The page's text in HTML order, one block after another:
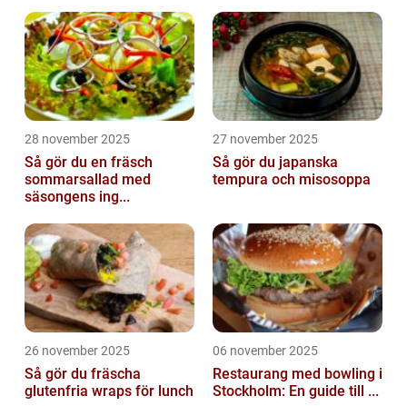
28 november 2025
Så gör du en fräsch
sommarsallad med
säsongens ing...
27 november 2025
Så gör du japanska
tempura och misosoppa
26 november 2025
Så gör du fräscha
glutenfria wraps för lunch
06 november 2025
Restaurang med bowling i
Stockholm: En guide till ...